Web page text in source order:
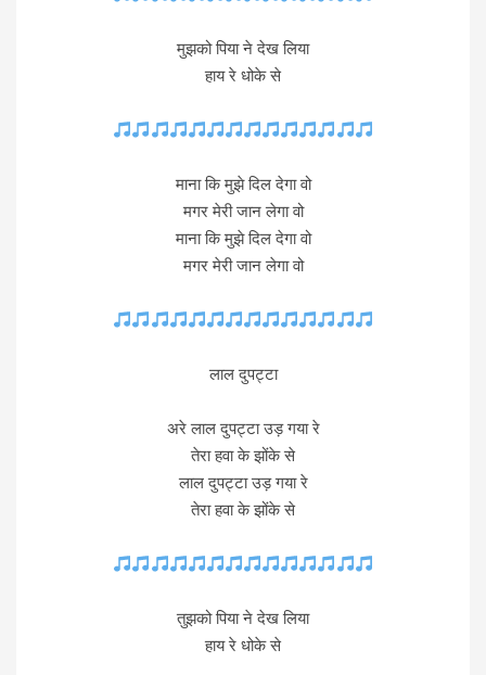
मुझको पिया ने देख लिया
हाय रे धोके से
माना कि मुझे दिल देगा वो
मगर मेरी जान लेगा वो
माना कि मुझे दिल देगा वो
मगर मेरी जान लेगा वो
लाल दुपट्टा
अरे लाल दुपट्टा उड़ गया रे
तेरा हवा के झोंके से
लाल दुपट्टा उड़ गया रे
तेरा हवा के झोंके से
तुझको पिया ने देख लिया
हाय रे धोके से